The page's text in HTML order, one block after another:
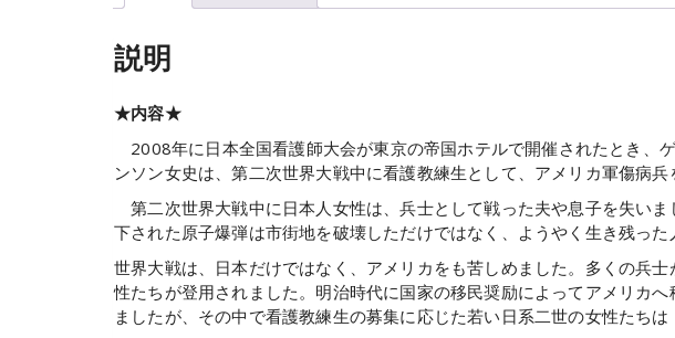
説明
★内容★
2008年に日本全国看護師大会が東京の帝国ホテルで開催されたとき、
ンソン女史は、第二次世界大戦中に看護教練生として、アメリカ軍傷病兵
第二次世界大戦中に日本人女性は、兵士として戦った夫や息子を失い
下された原子爆弾は市街地を破壊しただけではなく、ようやく生き残った
世界大戦は、日本だけではなく、アメリカをも苦しめました。多くの兵
性たちが登用されました。明治時代に国家の移民奨励によってアメリカ
ましたが、その中で看護教練生の募集に応じた若い日系二世の女性たち